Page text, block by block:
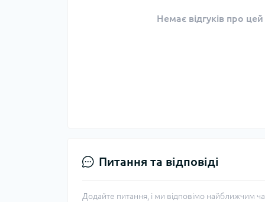
Немає відгуків про
Питання та відповіді
Додайте питання, і ми відповімо найближчим